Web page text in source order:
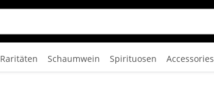
Raritäten Schaumwein Spirituosen Accessories